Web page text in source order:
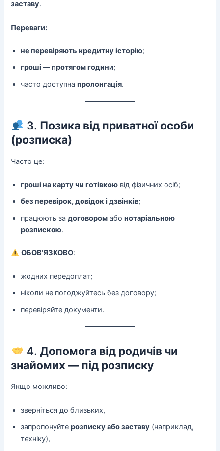
заставу.
Переваги:
не перевіряють кредитну історію;
гроші — протягом години;
часто доступнапролонгація.
3. Позика від приватної особи
(розписка)
Часто це:
гроші на карту чи готівкою від фізичних осіб;
без перевірок, довідок і дзвінків;
працюють задоговором абонотаріальною
розпискою.
ОБОВ’ЯЗКОВО:
жодних передоплат;
ніколи не погоджуйтесь без договору;
перевіряйте документи.
4.Допомога від родичів чи
знайомих — під розписку
Якщо можливо:
зверніться до близьких,
запропонуйтерозписку або заставу (наприклад,
техніку),